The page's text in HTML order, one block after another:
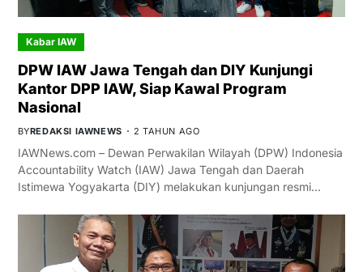
Kabar IAW
DPW IAW Jawa Tengah dan DIY Kunjungi
Kantor DPP IAW, Siap Kawal Program
Nasional
BYREDAKSI IAWNEWS 2 TAHUN AGO
IAWNews.com – Dewan Perwakilan Wilayah (DPW) Indonesia
Accountability Watch (IAW) Jawa Tengah dan Daerah
Istimewa Yogyakarta (DIY) melakukan kunjungan resmi…